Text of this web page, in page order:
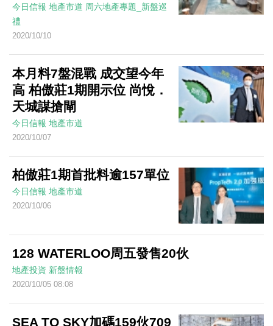
今日信報 地產市道 周六地產專題_新盤巡
禮
2020/10/10
本月料7盤混戰 成交望今年
高 柏傲莊1期開示位 尚悅．
天城謀搶閘
今日信報 地產市道
2020/10/07
柏傲莊1期首批料逾157單位
今日信報 地產市道
2020/10/06
128 WATERLOO周五發售20伙
地產投資 新盤情報
2020/10/05 08:08
SEA TO SKY加碼159伙709